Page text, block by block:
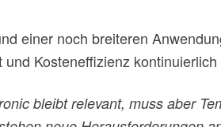
einer noch breiteren
Kosteneffizienz
bleibt relevant, muss aber